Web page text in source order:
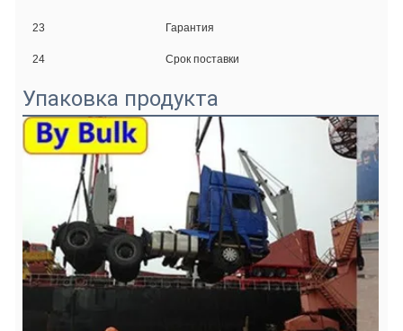
23
Гарантия
24 Срок поставки
Упаковка продукта